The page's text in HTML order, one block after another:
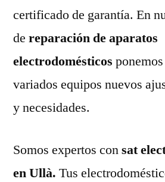
certificado de garantía. En
de reparación de aparatos
electrodomésticos
variados equipos nuevos
y necesidades.
Somos expertos consat
en Ullà. Tus